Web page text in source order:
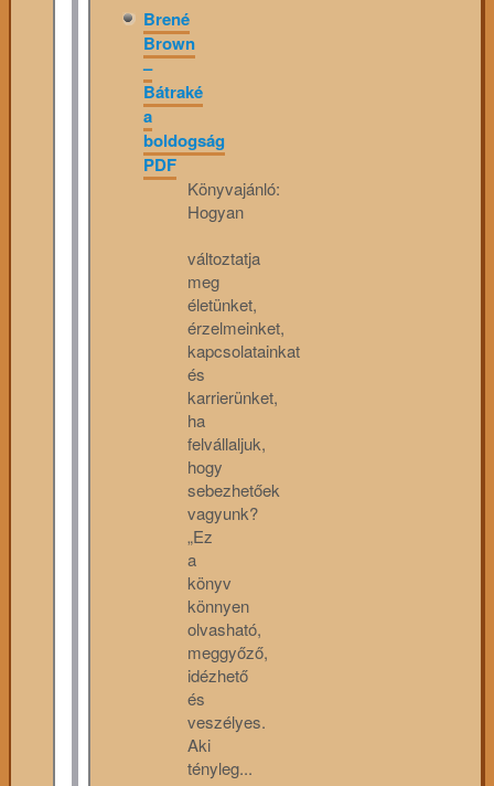
Brené
Brown
–
Bátraké
a
boldogság
PDF
Könyvajánló:
Hogyan
változtatja
meg
életünket,
érzelmeinket,
kapcsolatainkat
és
karrierünket,
ha
felvállaljuk,
hogy
sebezhetőek
vagyunk?
„Ez
a
könyv
könnyen
olvasható,
meggyőző,
idézhető
és
veszélyes.
Aki
tényleg...